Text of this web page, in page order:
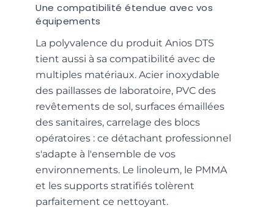
Une compatibilité étendue avec vos
équipements
La polyvalence du produit Anios DTS
tient aussi à sa compatibilité avec de
multiples matériaux. Acier inoxydable
des paillasses de laboratoire, PVC des
revêtements de sol, surfaces émaillées
des sanitaires, carrelage des blocs
opératoires : ce détachant professionnel
s'adapte à l'ensemble de vos
environnements. Le linoleum, le PMMA
et les supports stratifiés tolèrent
parfaitement ce nettoyant.